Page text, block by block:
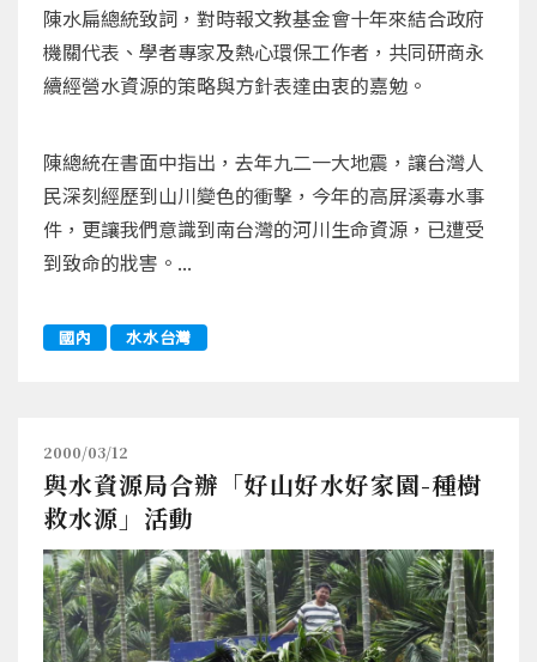
陳水扁總統致詞，對時報文教基金會十年來結合政府
機關代表、學者專家及熱心環保工作者，共同研商永
續經營水資源的策略與方針表達由衷的嘉勉。
陳總統在書面中指出，去年九二一大地震，讓台灣人
民深刻經歷到山川變色的衝擊，今年的高屏溪毒水事
件，更讓我們意識到南台灣的河川生命資源，已遭受
到致命的戕害。...
國內 水水台灣
2000/03/12
與水資源局合辦「好山好水好家園-種樹
救水源」活動